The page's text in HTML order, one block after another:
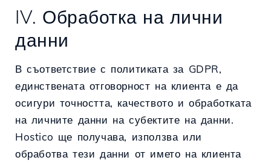
IV. Обработка на лични
данни
В съответствие с политиката за GDPR,
единствената отговорност на клиента е да
осигури точността, качеството и обработката
на личните данни на субектите на данни.
Hostico ще получава, използва или
обработва тези данни от името на клиента